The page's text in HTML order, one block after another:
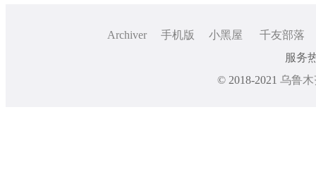
Archiver 手机版 小黑屋
千友部落
服务
© 2018-2021 乌鲁